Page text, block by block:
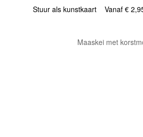
Stuur als kunstkaart Vanaf €
Maaskei met